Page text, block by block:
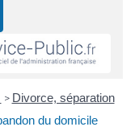
> Divorce, séparation
du domicile